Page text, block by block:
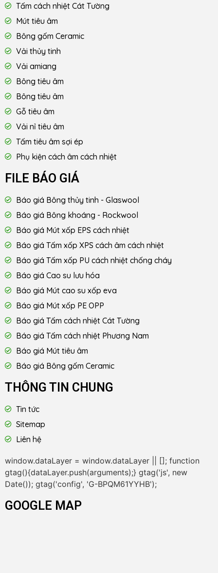
Tấm cách nhiệt Cát Tường
Mút tiêu âm
Bông gốm Ceramic
Vải thủy tinh
Vải amiang
Bông tiêu âm
Bông tiêu âm
Gỗ tiêu âm
Vải nỉ tiêu âm
Tấm tiêu âm sợi ép
Phụ kiện cách âm cách nhiệt
FILE BÁO GIÁ
Báo giá Bông thủy tinh - Glaswool
Báo giá Bông khoáng - Rockwool
Báo giá Mút xốp EPS cách nhiệt
Báo giá Tấm xốp XPS cách âm cách nhiệt
Báo giá Tấm xốp PU cách nhiệt chống cháy
Báo giá Cao su lưu hóa
Báo giá Mút cao su xốp eva
Báo giá Mút xốp PE OPP
Báo giá Tấm cách nhiệt Cát Tường
Báo giá Tấm cách nhiệt Phương Nam
Báo giá Mút tiêu âm
Báo giá Bông gốm Ceramic
THÔNG TIN CHUNG
Tin tức
Sitemap
Liên hệ
window.dataLayer = window.dataLayer || []; function
gtag(){dataLayer.push(arguments);} gtag('js', new
Date()); gtag('config', 'G-BPQM61YYHB');
GOOGLE MAP